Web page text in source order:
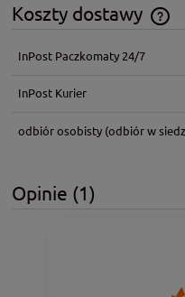
Koszty dostawy
InPost Paczkomaty 24/7
InPost Kurier
odbiór osobisty(odbiór w
Opinie (1)